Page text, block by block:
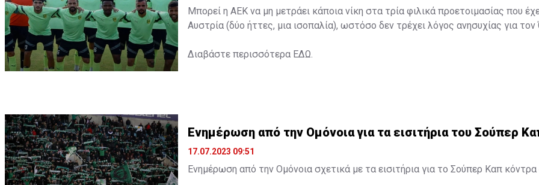
Μπορεί η ΑΕΚ να μη μετράει κάποια νίκη στα τρία φιλικά προετοιμασίας που
Αυστρία (δύο ήττες, μια ισοπαλία), ωστόσο δεν τρέχει λόγος ανησυχίας για τον
Διαβάστε περισσότερα ΕΔΩ
Ενημέρωση από την Ομόνοια για τα εισιτήρια του Σούπερ
17.07.2023 09:51
Ενημέρωση από την Ομόνοια σχετικά με τα εισιτήρια για το Σούπερ Καπ κόντρα